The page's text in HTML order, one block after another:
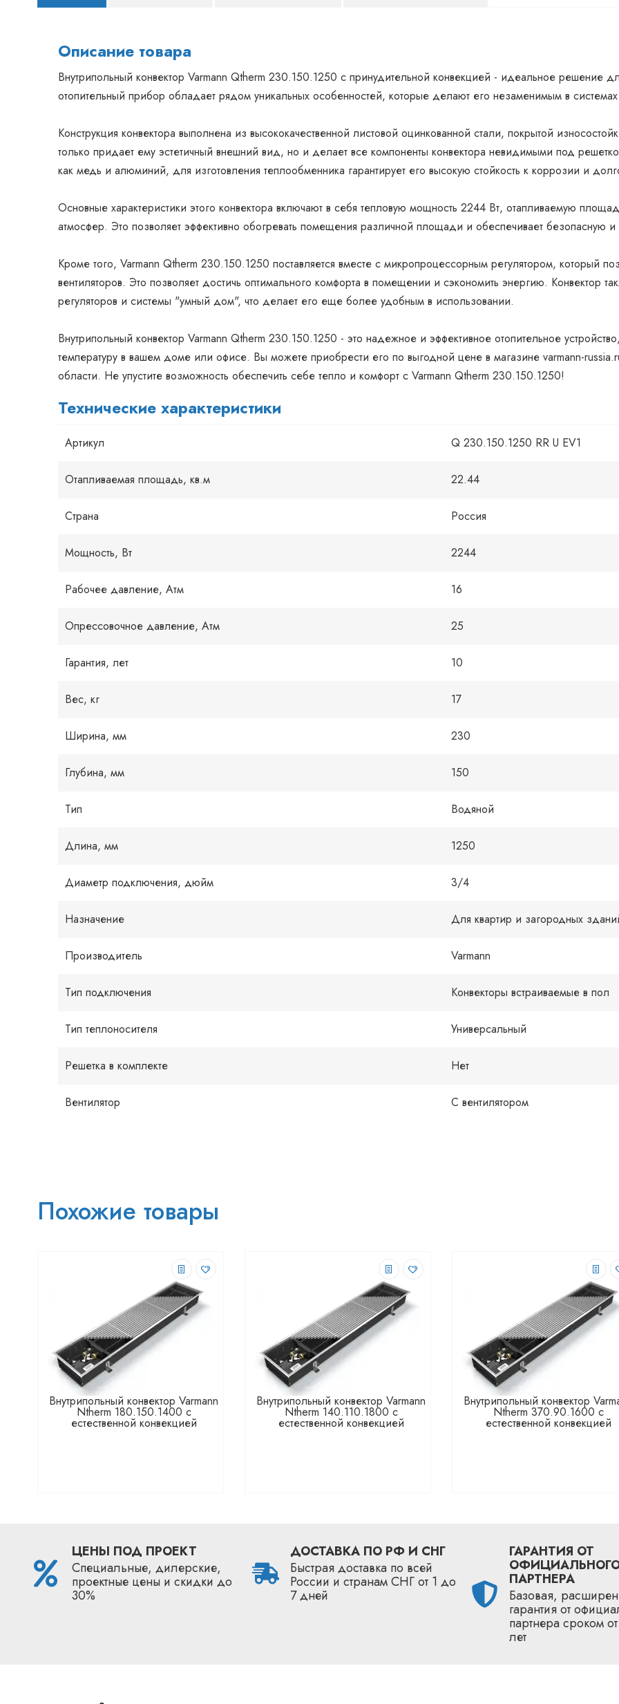
Описание товара
Внутрипольный конвектор Varmann Qtherm 230.150.1250 с принудительной конвекцией - идеальное решение
отопительный прибор обладает рядом уникальных особенностей, которые делают его незаменимым в
Конструкция конвектора выполнена из высококачественной листовой оцинкованной стали, покрытой
только придает ему эстетичный внешний вид, но и делает все компоненты конвектора невидимыми под
как медь и алюминий, для изготовления теплообменника гарантирует его высокую стойкость к коррозии и
Основные характеристики этого конвектора включают в себя тепловую мощность 2244 Вт, отапливаемую
атмосфер. Это позволяет эффективно обогревать помещения различной площади и обеспечивает безопасную
Кроме того, Varmann Qtherm 230.150.1250 поставляется вместе с микропроцессорным регулятором, который
вентиляторов. Это позволяет достичь оптимального комфорта в помещении и сэкономить энергию. Конвектор
регуляторов и системы "умный дом", что делает его еще более удобным в использовании.
Внутрипольный конвектор Varmann Qtherm 230.150.1250 - это надежное и эффективное отопительное
температуру в вашем доме или офисе. Вы можете приобрести его по выгодной цене в магазине varmann-
области. Не упустите возможность обеспечить себе тепло и комфорт с Varmann Qtherm 230.150.1250!
Технические характеристики
Артикул Q 230.150.1250 RR U EV1
Отапливаемая площадь, кв.м 22.44
Страна Россия
Мощность, Вт 2244
Рабочее давление, Атм 16
Опрессовочное давление, Атм 25
Гарантия, лет 10
Вес, кг 17
Ширина, мм 230
Глубина, мм 150
Тип Водяной
Длина, мм 1250
Диаметр подключения, дюйм 3/4
Назначение Для квартир и загородных
Производитель Varmann
Тип подключения Конвекторы встраиваемые в пол
Тип теплоносителя Универсальный
Решетка в комплекте Нет
Вентилятор С вентилятором
Похожие товары
Внутрипольный конвектор Varmann
Ntherm 180.150.1400 с
естественной конвекцией
Внутрипольный конвектор Varmann
Ntherm 140.110.1800 с
естественной конвекцией
Внутрипольный конвектор
Ntherm 370.90.1600 с
естественной конвекцией
ЦЕНЫ ПОД ПРОЕКТ
Специальные, дилерские,
проектные цены и скидки до
30%
ДОСТАВКА ПО РФ И СНГ
Быстрая доставка по всей
России и странам СНГ от 1 до
7 дней
ГАРАНТИЯ ОТ
ПАРТНЕРА
Базовая,
гарантия от
партнера сроком
лет